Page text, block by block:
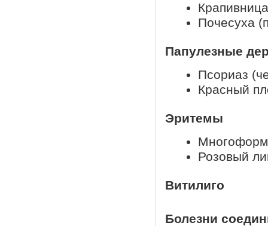
Почесуха
Папулезные
Псориаз
Красный
Эритемы
Розовый
Витилиго
Болезни